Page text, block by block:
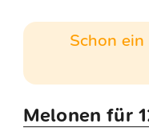
Schon
Melonen für